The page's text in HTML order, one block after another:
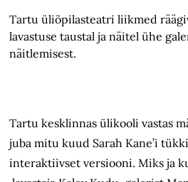
Tartu üliõpilasteatri liikmed
lavastuse taustal ja näitel ühe
näitlemisest.
Tartu kesklinnas ülikooli vastas
juba mitu kuud Sarah Kane’i
interaktiivset versiooni. Miks ja